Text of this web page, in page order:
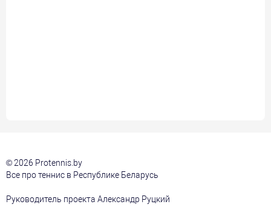
© 2026 Protennis.by
Все про теннис в Республике Беларусь
Руководитель проекта Александр Руцкий